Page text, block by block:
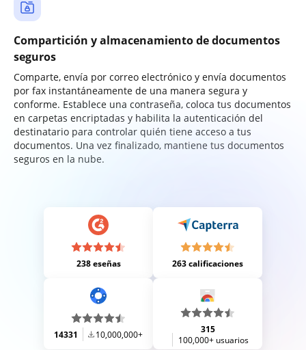
Compartición y almacenamiento de documentos
seguros
Comparte, envía por correo electrónico y envía documentos
por fax instantáneamente de una manera segura y
conforme. Establece una contraseña, coloca tus documentos
en carpetas encriptadas y habilita la autenticación del
destinatario para controlar quién tiene acceso a tus
documentos. Una vez finalizado, mantiene tus documentos
seguros en la nube.
238 eseñas 263 calificaciones
14331 10,000,000+
315
100,000+ usuarios